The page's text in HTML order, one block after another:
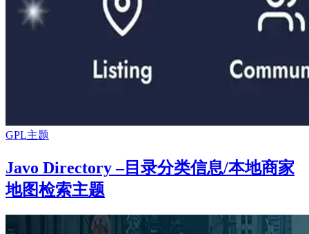
GPL主题
Javo Directory –目录分类信息/本地商家
地图检索主题